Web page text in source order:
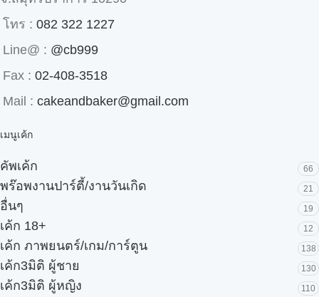
โทร : 082 322 1227
Line@ : @cb999
Fax : 02-408-3518
Mail : cakeandbaker@gmail.com
เมนูเค้ก
คัพเค้ก 66
พร๊อพงานปาร์ตี้/งานวันเกิด 21
อื่นๆ 19
เค้ก 18+ 12
เค้ก ภาพยนตร์/เกม/การ์ตูน 138
เค้ก3มิติ ผู้ชาย 130
เค้ก3มิติ ผู้หญิง 110